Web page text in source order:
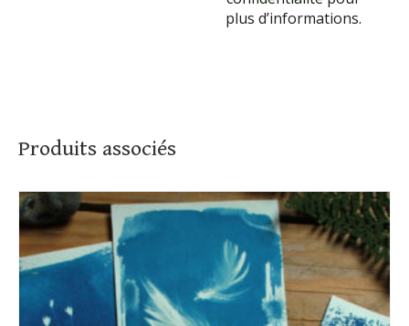
plus d’informations.
Produits associés